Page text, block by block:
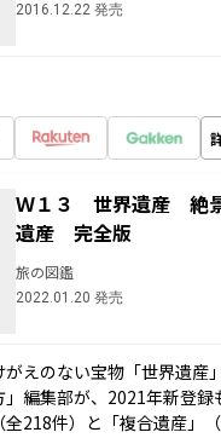
2016.12.22 発売
Ｗ１３ 世界遺産 絶
遺産 完全版
旅の図鑑
2022.01.20 発売
えのない宝物「世界遺産
編集部が、2021年新登録
全218件）と「複合遺産」